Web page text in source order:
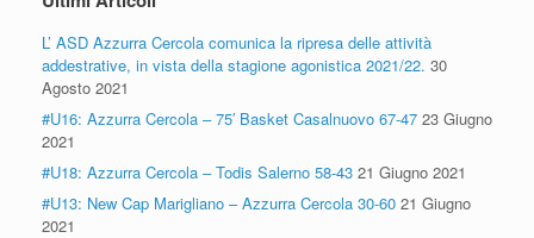
L’ ASD Azzurra Cercola comunica la ripresa delle attività
addestrative, in vista della stagione agonistica 2021/22. 30
Agosto 2021
#U16: Azzurra Cercola – 75′ Basket Casalnuovo 67-47 23 Giugno
2021
#U18: Azzurra Cercola – Todis Salerno 58-43 21 Giugno 2021
#U13: New Cap Marigliano – Azzurra Cercola 30-60 21 Giugno
2021